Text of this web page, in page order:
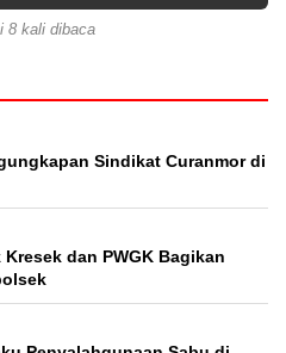
8 kali dibaca
Sindikat Curanmor di
dan PWGK Bagikan